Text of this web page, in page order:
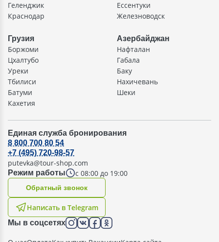
Геленджик
Краснодар
Ессентуки
Железноводск
Грузия
Боржоми
Цхалтубо
Уреки
Тбилиси
Батуми
Кахетия
Азербайджан
Нафталан
Габала
Баку
Нахичевань
Шеки
Единая служба бронирования
Режим работы с 08:00 до 19:00
8 800 700 80 54
+7 (495) 720-98-57
putevka@tour-shop.com
Написать в Telegram
Oбратный звонок
Мы в соцсетях